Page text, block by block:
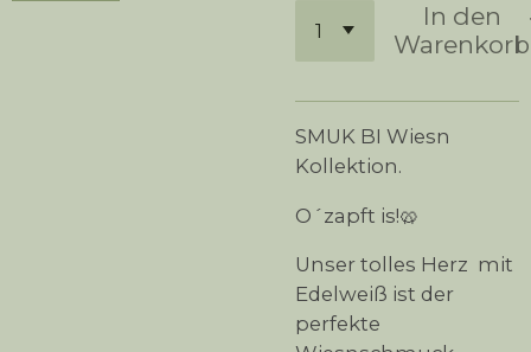
In den
Warenkorb
SMUK BI Wiesn
Kollektion.
O´zapft is!🥨
Unser tolles Herz mit
Edelweiß ist der
perfekte